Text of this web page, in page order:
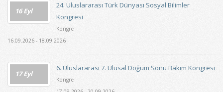
16 Eyl
24. Uluslararası Türk Dünyası Sosyal Bilimler
Kongresi
Kongre
16.09.2026 - 18.09.2026
17 Eyl
6. Uluslararası 7. Ulusal Doğum Sonu Bakım Kongresi
Kongre